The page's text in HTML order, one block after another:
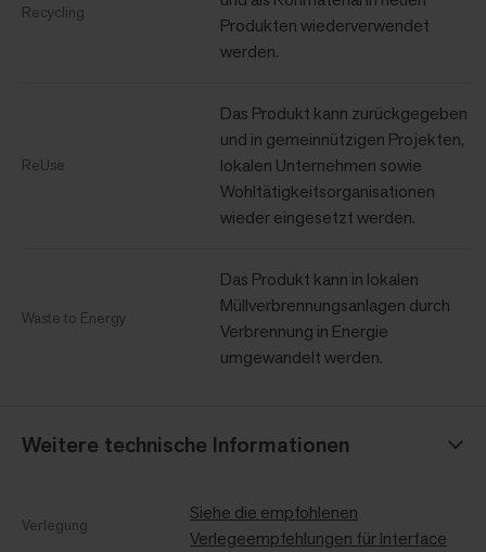
Recycling
Produkten wiederverwendet
werden.
ReUse
Das Produkt kann zurückgegeben
und in gemeinnützigen Projekten,
lokalen Unternehmen sowie
Wohltätigkeitsorganisationen
wieder eingesetzt werden.
Waste to Energy
Das Produkt kann in lokalen
Müllverbrennungsanlagen durch
Verbrennung in Energie
umgewandelt werden.
Weitere technische Informationen
Verlegung
Siehe die empfohlenen
Verlegeempfehlungen für Interface